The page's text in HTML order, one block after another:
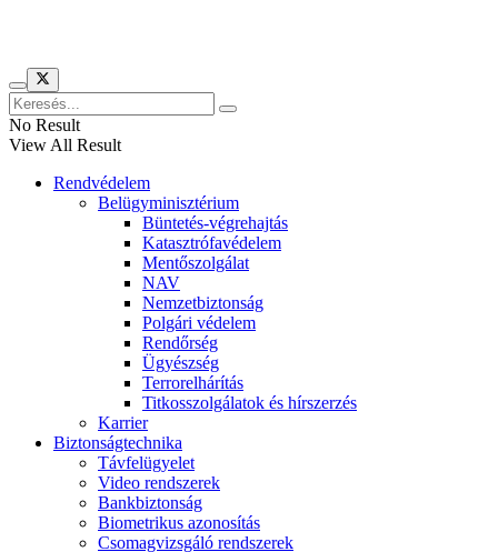
No Result
View All Result
Rendvédelem
Belügyminisztérium
Büntetés-végrehajtás
Katasztrófavédelem
Mentőszolgálat
NAV
Nemzetbiztonság
Polgári védelem
Rendőrség
Ügyészség
Terrorelhárítás
Titkosszolgálatok és hírszerzés
Karrier
Biztonságtechnika
Távfelügyelet
Video rendszerek
Bankbiztonság
Biometrikus azonosítás
Csomagvizsgáló rendszerek